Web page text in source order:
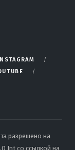
разрешено на
Int со ссылкой на